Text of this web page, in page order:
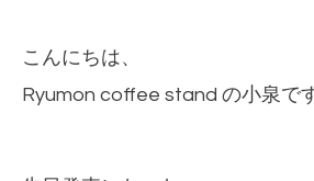
こんにちは、
Ryumon coffee stand の小泉です